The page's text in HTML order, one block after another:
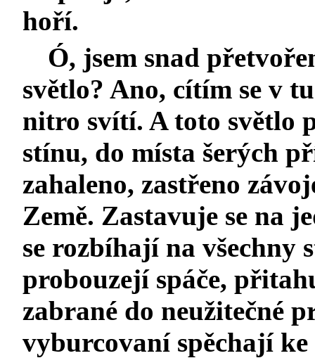
hoří.
Ó, jsem snad
světlo? Ano, cítím se v
nitro svítí. A toto světlo
stínu, do místa šerých
zahaleno, zastřeno
Země. Zastavuje se na
se rozbíhají na všechny
probouzejí spáče,
zabrané do neužitečné
vyburcovaní spěchají ke